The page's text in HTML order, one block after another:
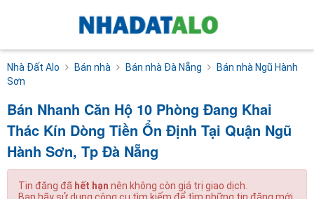
Nhà Đất Alo Bán nhà Bán nhà Đà Nẵng
Bán nhà Ngũ Hành
Sơn
Bán Nhanh Căn Hộ 10 Phòng Đang Khai
Thác Kín Dòng Tiền Ổn Định Tại Quận Ngũ
Hành Sơn, Tp Đà Nẵng
Tin đăng đã hết hạn nên không còn giá trị giao dịch.
Bạn hãy sử dụng công cụ tìm kiếm để tìm những tin đăng mới